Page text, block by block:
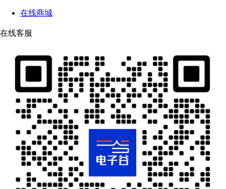
在线商城
在线客服